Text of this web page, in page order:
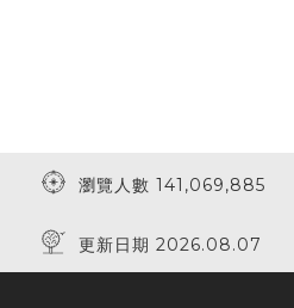
瀏覽人數 141,069,885
更新日期 2026.08.07